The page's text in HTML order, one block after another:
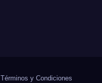
Términos y Condiciones